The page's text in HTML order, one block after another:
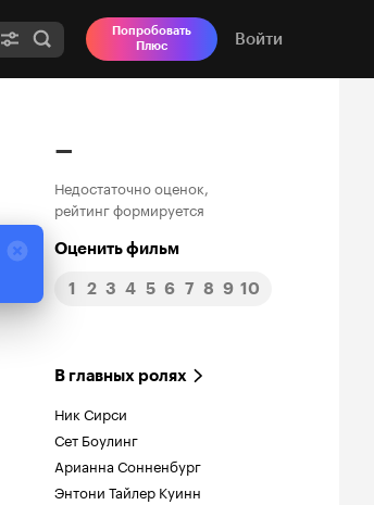
Попробовать
Плюс
Войти
–
Недостаточно оценок,
рейтинг формируется
Оценить фильм
1 2 3 4 5 6 7 8 9 10
В главных ролях
Ник Сирси
Сет Боулинг
Арианна Сонненбург
Энтони Тайлер Куинн